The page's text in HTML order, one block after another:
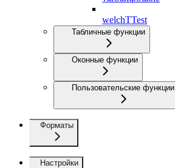
welchTTest
Табличные функции
Оконные функции
Пользовательские функции
Форматы
Настройки